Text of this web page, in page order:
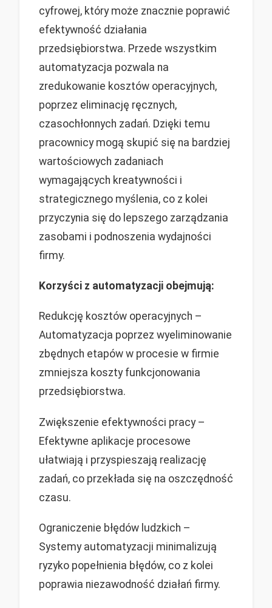
cyfrowej, który może znacznie poprawić
efektywność działania
przedsiębiorstwa. Przede wszystkim
automatyzacja pozwala na
zredukowanie kosztów operacyjnych,
poprzez eliminację ręcznych,
czasochłonnych zadań. Dzięki temu
pracownicy mogą skupić się na bardziej
wartościowych zadaniach
wymagających kreatywności i
strategicznego myślenia, co z kolei
przyczynia się do lepszego zarządzania
zasobami i podnoszenia wydajności
firmy.
Korzyści z automatyzacji obejmują:
Redukcję kosztów operacyjnych –
Automatyzacja poprzez wyeliminowanie
zbędnych etapów w procesie w firmie
zmniejsza koszty funkcjonowania
przedsiębiorstwa.
Zwiększenie efektywności pracy –
Efektywne aplikacje procesowe
ułatwiają i przyspieszają realizację
zadań, co przekłada się na oszczędność
czasu.
Ograniczenie błędów ludzkich –
Systemy automatyzacji minimalizują
ryzyko popełnienia błędów, co z kolei
poprawia niezawodność działań firmy.